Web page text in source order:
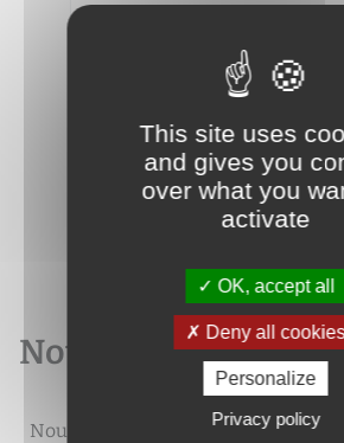
Notre expertise à
Nous vous accompagnons durant
This site uses
and gives you
over what you
activate
OK, accept all
Deny all
Personalize
Privacy policy